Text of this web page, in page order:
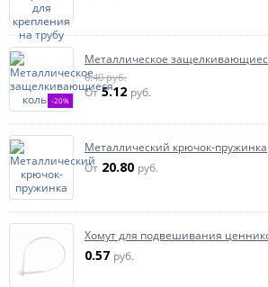
-20%
Металлическое
6.40 руб.
От5.12 руб.
Металлический крючок-пружинка
От 20.80 руб.
Хомут для подвешивания
0.57 руб.